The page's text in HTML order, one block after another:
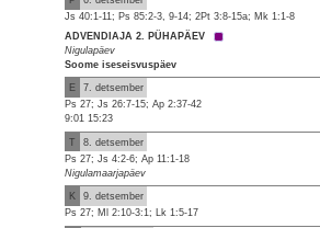
Js 40:1-11; Ps 85:2-3, 9-14; 2Pt 3:8-15a; Mk 1:1-8
ADVENDIAJA 2. PÜHAPÄEV
Nigulapäev
Soome iseseisvuspäev
E
7. detsember
Ps 27; Js 26:7-15; Ap 2:37-42
9:01 15:23
T
8. detsember
Ps 27; Js 4:2-6; Ap 11:1-18
Nigulamaarjapäev
K
9. detsember
Ps 27; Ml 2:10-3:1; Lk 1:5-17